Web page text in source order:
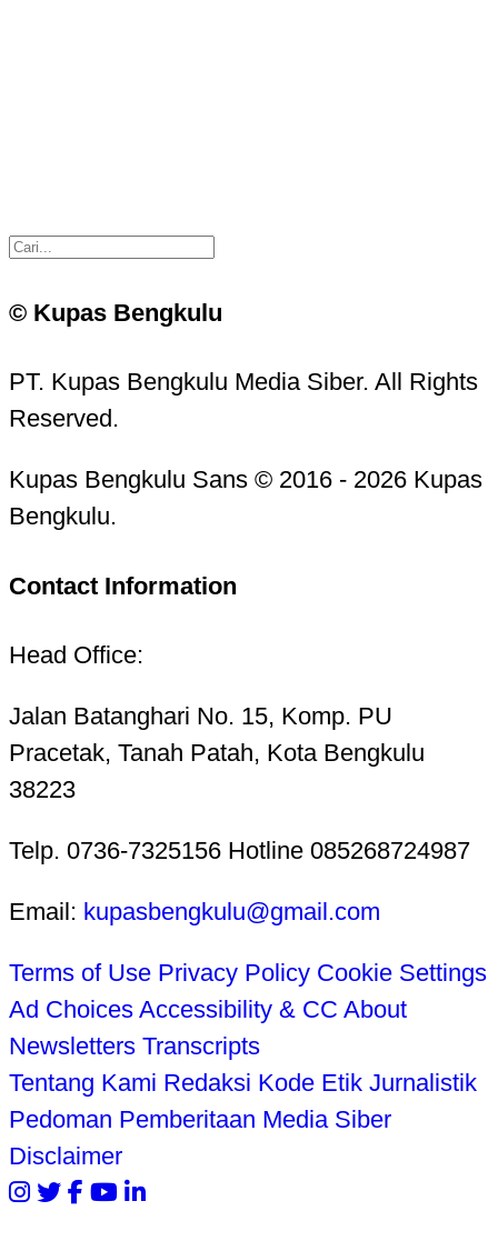
© Kupas Bengkulu
PT. Kupas Bengkulu Media Siber. All Rights
Reserved.
Kupas Bengkulu Sans © 2016 - 2026 Kupas
Bengkulu.
Contact Information
Head Office:
Jalan Batanghari No. 15, Komp. PU
Pracetak, Tanah Patah, Kota Bengkulu
38223
Telp. 0736-7325156 Hotline 085268724987
Email: kupasbengkulu@gmail.com
Terms of Use Privacy Policy Cookie Settings
Ad Choices Accessibility & CC About
Newsletters Transcripts
Tentang Kami Redaksi Kode Etik Jurnalistik
Pedoman Pemberitaan Media Siber
Disclaimer